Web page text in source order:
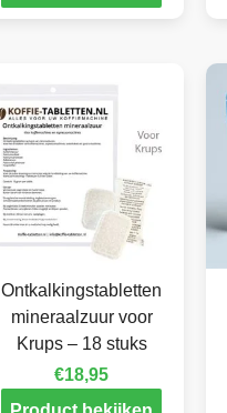
Ontkalkingstabletten
mineraalzuur voor
Krups – 18 stuks
€18,95